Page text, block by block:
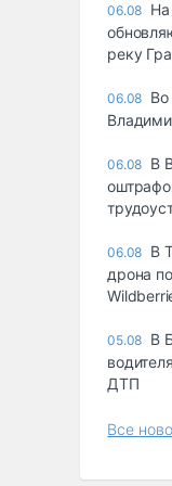
06.08 На
реку
06.08
06.08 В
06.08 В
дрона
05.08 В
ДТП
Все